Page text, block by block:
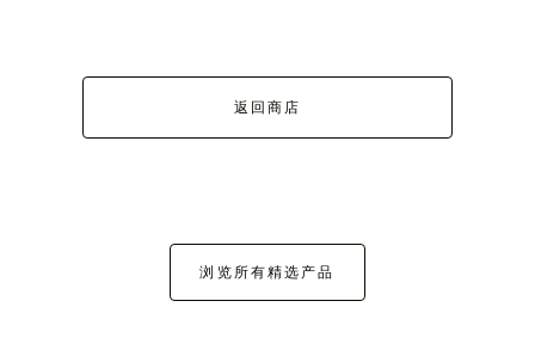
返回商店
浏览所有精选产品